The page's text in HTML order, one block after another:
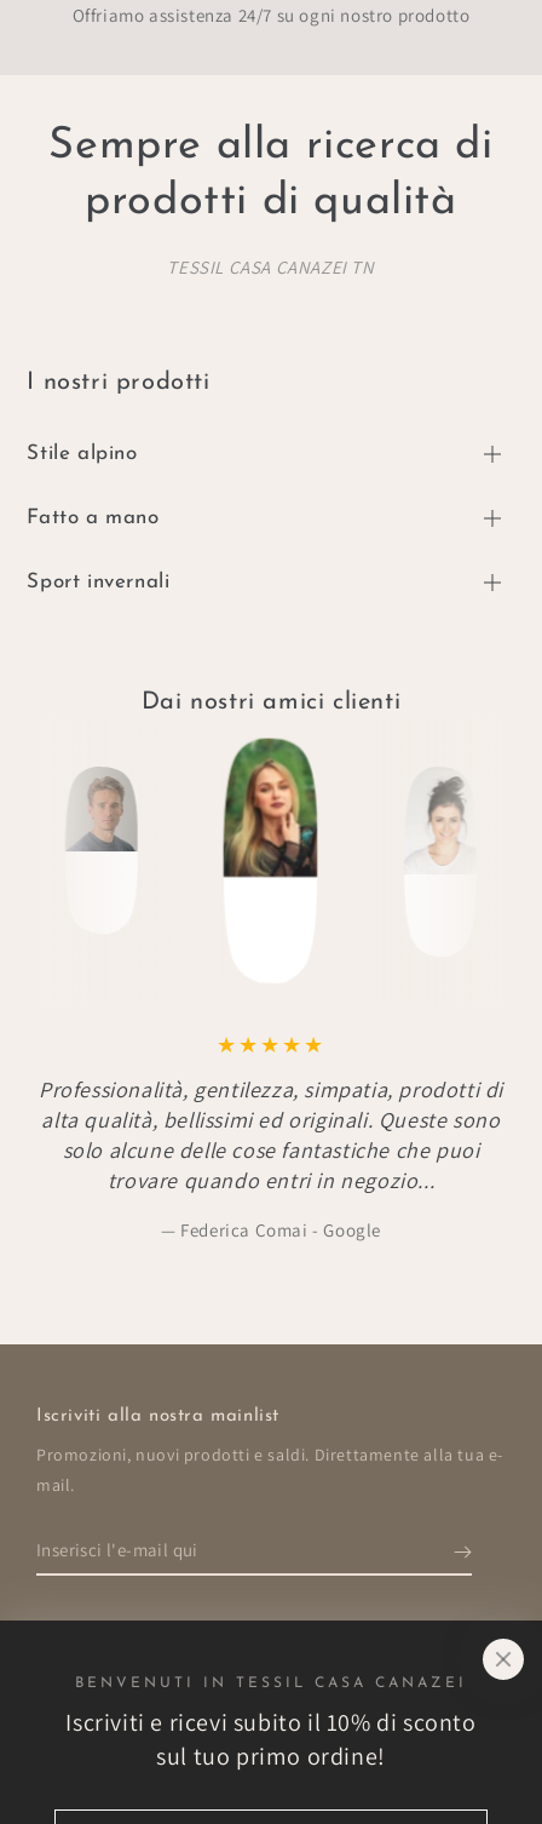
Offriamo assistenza 24/7 su ogni nostro prodotto
Sempre alla ricerca di
prodotti di qualità
TESSIL CASA CANAZEI TN
I nostri prodotti
Stile alpino
Fatto a mano
Sport invernali
Dai nostri amici clienti
Professionalità, gentilezza, simpatia, prodotti di
alta qualità, bellissimi ed originali. Queste sono
solo alcune delle cose fantastiche che puoi
trovare quando entri in negozio...
Federica Comai - Google
Iscriviti alla nostra mainlist
Promozioni, nuovi prodotti e saldi. Direttamente alla tua e-
mail.
Inserisci
l'e-
BENVENUTI IN TESSIL CASA CANAZEI
Iscriviti e ricevi subito il 10% di sconto
sul tuo primo ordine!